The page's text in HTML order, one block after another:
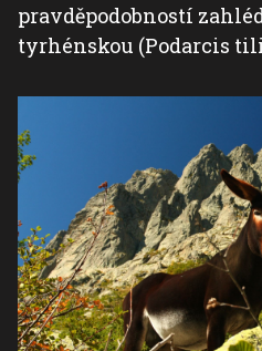
pravděpodobností
tyrhénskou (Podarcis